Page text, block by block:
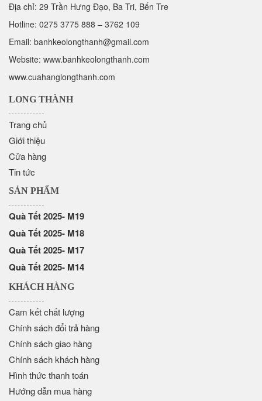
Địa chỉ: 29 Trần Hưng Đạo, Ba Tri, Bến Tre
Hotline: 0275 3775 888 – 3762 109
Email: banhkeolongthanh@gmail.com
Website: www.banhkeolongthanh.com
www.cuahanglongthanh.com
LONG THÀNH
Trang chủ
Giới thiệu
Cửa hàng
Tin tức
SẢN PHẨM
Quà Tết 2025- M19
Quà Tết 2025- M18
Quà Tết 2025- M17
Quà Tết 2025- M14
KHÁCH HÀNG
Cam kết chất lượng
Chính sách đổi trả hàng
Chính sách giao hàng
Chính sách khách hàng
Hình thức thanh toán
Hướng dẫn mua hàng